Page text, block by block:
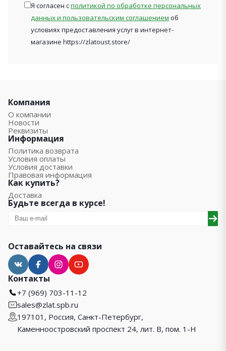
Я согласен сполитикой по обработке персональных
данных и пользовательским соглашением об
условиях предоставления услуг в интернет-
магазине https://zlatoust.store/
Компания
О компании
Новости
Реквизиты
Информация
Политика возврата
Условия оплаты
Условия доставки
Правовая информация
Как купить?
Доставка
Будьте всегда в курсе!
Оставайтесь на связи
Контакты
+7 (969) 703-11-12
sales@zlat.spb.ru
197101, Россия, Санкт-Петербург,
Каменноостровский проспект 24, лит. В, пом. 1-Н